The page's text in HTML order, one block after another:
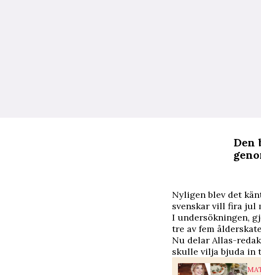
Den
Nyligen blev det
svenskar vill fira jul
I undersökningen,
tre av fem
Nu delar Allas-
skulle vilja bjuda in